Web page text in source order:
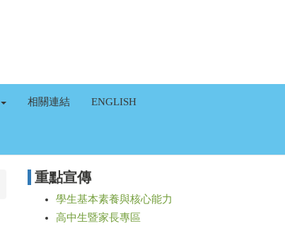
相關連結 ENGLISH
重點宣傳
學生基本素養與核心能力
高中生暨家長專區